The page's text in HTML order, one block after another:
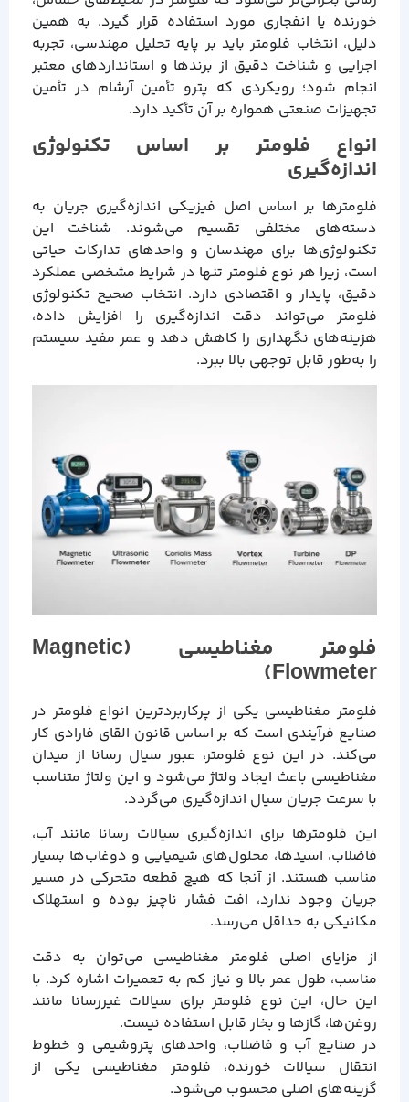
خورنده یا انفجاری مورد استفاده قرار گیرد. به همین
دلیل، انتخاب فلومتر باید بر پایه تحلیل مهندسی، تجربه
اجرایی و شناخت دقیق از برندها و استانداردهای معتبر
انجام شود؛ رویکردی که پترو تأمین آرشام در تأمین
تجهیزات صنعتی همواره بر آن تأکید دارد.
انواع فلومتر بر اساس تکنولوژی
اندازه‌گیری
فلومترها بر اساس اصل فیزیکی اندازه‌گیری جریان به
دسته‌های مختلفی تقسیم می‌شوند. شناخت این
تکنولوژی‌ها برای مهندسان و واحدهای تدارکات حیاتی
است، زیرا هر نوع فلومتر تنها در شرایط مشخصی عملکرد
دقیق، پایدار و اقتصادی دارد. انتخاب صحیح تکنولوژی
فلومتر می‌تواند دقت اندازه‌گیری را افزایش داده،
هزینه‌های نگهداری را کاهش دهد و عمر مفید سیستم
را به‌طور قابل توجهی بالا ببرد.
فلومتر مغناطیسی (Magnetic
Flowmeter)
فلومتر مغناطیسی یکی از پرکاربردترین انواع فلومتر در
صنایع فرآیندی است که بر اساس قانون القای فارادی کار
می‌کند. در این نوع فلومتر، عبور سیال رسانا از میدان
مغناطیسی باعث ایجاد ولتاژ می‌شود و این ولتاژ متناسب
با سرعت جریان سیال اندازه‌گیری می‌گردد.
این فلومترها برای اندازه‌گیری سیالات رسانا مانند آب،
فاضلاب، اسیدها، محلول‌های شیمیایی و دوغاب‌ها بسیار
مناسب هستند. از آنجا که هیچ قطعه متحرکی در مسیر
جریان وجود ندارد، افت فشار ناچیز بوده و استهلاک
مکانیکی به حداقل می‌رسد.
از مزایای اصلی فلومتر مغناطیسی می‌توان به دقت
مناسب، طول عمر بالا و نیاز کم به تعمیرات اشاره کرد. با
این حال، این نوع فلومتر برای سیالات غیررسانا مانند
روغن‌ها، گازها و بخار قابل استفاده نیست.
در صنایع آب و فاضلاب، واحدهای پتروشیمی و خطوط
انتقال سیالات خورنده، فلومتر مغناطیسی یکی از
گزینه‌های اصلی محسوب می‌شود.